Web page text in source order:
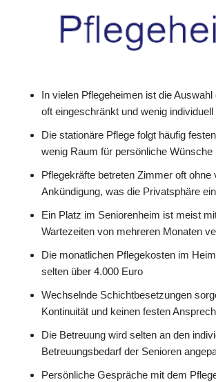
In vielen Pflegeheimen ist die
oft eingeschränkt und wenig individuell
Die stationäre Pflege folgt häufig
wenig Raum für persönliche Wünsche
Pflegekräfte betreten Zimmer oft ohne
Ankündigung, was die Privatsphäre
Ein Platz im Seniorenheim ist meist
Wartezeiten von mehreren Monaten
Die monatlichen Pflegekosten im
selten über 4.000 Euro
Wechselnde Schichtbesetzungen
Kontinuität und keinen festen
Die Betreuung wird selten an den
Betreuungsbedarf der Senioren
Persönliche Gespräche mit dem